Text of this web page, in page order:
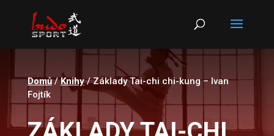
Products
search
Domů/Knihy/ Základy Tai-chi chi-kung – Ivan
Fojtík